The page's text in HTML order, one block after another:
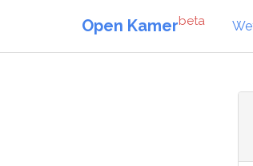
Open Kamerbeta